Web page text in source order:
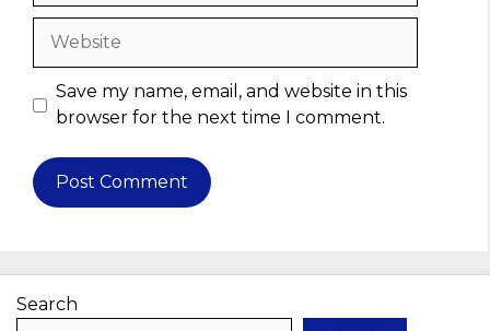
Website
Save my name, email, and website in this
browser for the next time I comment.
Search